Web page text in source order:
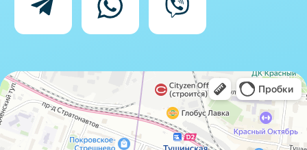
Политика конфиденциальности
Согласие на обработку персональных